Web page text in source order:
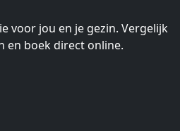
voor jou en je gezin. Vergelijk
en boek direct online.